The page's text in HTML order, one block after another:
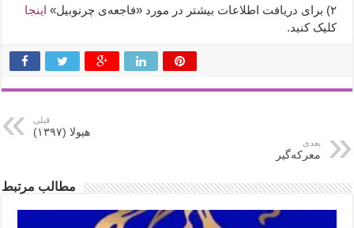
۲) برای دریافت اطلاعات بیشتر در مورد «فاجعه‌ی چرنوبیل»
اینجا
کلیک کنید.
قبلی
هیولا (۱۳۹۷)
بعدی
معرکه‌گیر
مطالب مرتبط